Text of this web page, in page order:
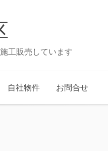
工販売しています
自社物件 お問合せ